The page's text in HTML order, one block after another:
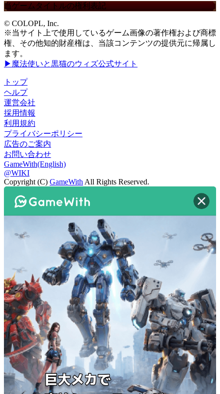
当ゲームタイトルの権利表記
© COLOPL, Inc.
※当サイト上で使用しているゲーム画像の著作権および商標
権、その他知的財産権は、当該コンテンツの提供元に帰属し
ます。
▶魔法使いと黒猫のウィズ公式サイト
トップ
ヘルプ
運営会社
採用情報
利用規約
プライバシーポリシー
広告のご案内
お問い合わせ
GameWith(English)
@WIKI
Copyright (C) GameWithAll Rights Reserved.